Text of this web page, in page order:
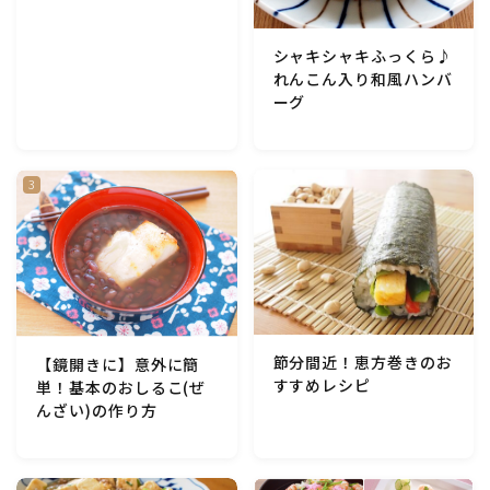
シャキシャキふっくら♪
れんこん入り和風ハンバ
ーグ
【鏡開きに】意外に簡
単！基本のおしるこ(ぜ
んざい)の作り方
節分間近！恵方巻きのお
すすめレシピ